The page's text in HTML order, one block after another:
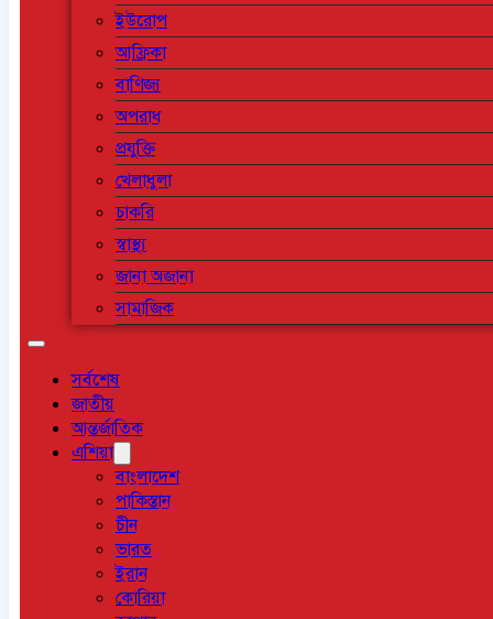
ইউরোপ
আফ্রিকা
বাণিজ্য
অপরাধ
প্রযুক্তি
খেলাধুলা
চাকরি
স্বাস্থ্য
জানা অজানা
সামাজিক
সর্বশেষ
জাতীয়
আন্তর্জাতিক
এশিয়া
বাংলাদেশ
পাকিস্তান
চীন
ভারত
ইরান
কোরিয়া